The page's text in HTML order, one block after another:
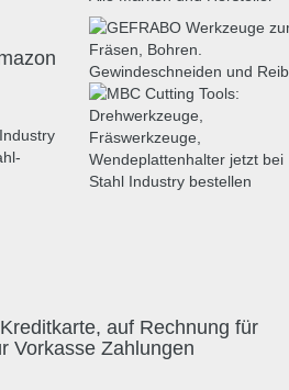
auf Rechnung für
Vorkasse Zahlungen